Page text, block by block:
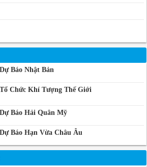
Dự Báo Nhật Bản
Tổ Chức Khí Tượng Thế Giới
Dự Báo Hải Quân Mỹ
Dự Báo Hạn Vừa Châu Âu